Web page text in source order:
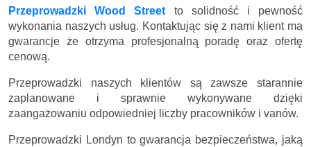
Przeprowadzki Wood Street to solidność i pewność
wykonania naszych usług. Kontaktując się z nami klient ma
gwarancje że otrzyma profesjonalną poradę oraz ofertę
cenową.
Przeprowadzki naszych klientów są zawsze starannie
zaplanowane i sprawnie wykonywane dzięki
zaangażowaniu odpowiedniej liczby pracowników i vanów.
Przeprowadzki Londyn to gwarancja bezpieczeństwa, jaką